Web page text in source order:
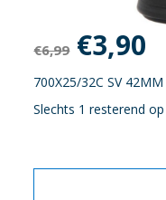
€6,99
prijs
was:
€6,99.
€3,90
700X25/32C SV 42MM
Slechts 1 resterend